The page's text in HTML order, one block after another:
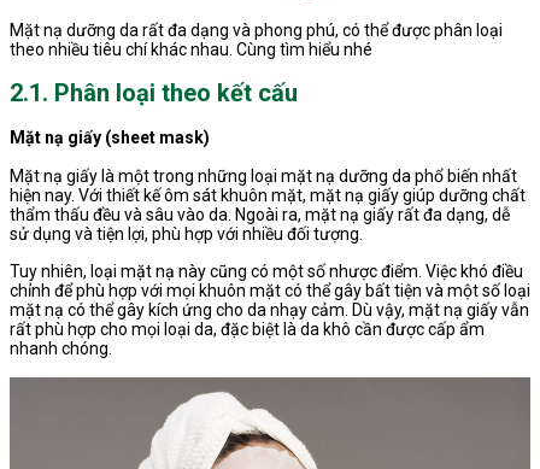
Mặt nạ dưỡng da rất đa dạng và phong phú, có thể được phân loại
theo nhiều tiêu chí khác nhau. Cùng tìm hiểu nhé
2.1. Phân loại theo kết cấu
Mặt nạ giấy (sheet mask)
Mặt nạ giấy là một trong những loại mặt nạ dưỡng da phổ biến nhất
hiện nay. Với thiết kế ôm sát khuôn mặt, mặt nạ giấy giúp dưỡng chất
thẩm thấu đều và sâu vào da. Ngoài ra, mặt nạ giấy rất đa dạng, dễ
sử dụng và tiện lợi, phù hợp với nhiều đối tượng.
Tuy nhiên, loại mặt nạ này cũng có một số nhược điểm. Việc khó điều
chỉnh để phù hợp với mọi khuôn mặt có thể gây bất tiện và một số loại
mặt nạ có thể gây kích ứng cho da nhạy cảm. Dù vậy, mặt nạ giấy vẫn
rất phù hợp cho mọi loại da, đặc biệt là da khô cần được cấp ẩm
nhanh chóng.